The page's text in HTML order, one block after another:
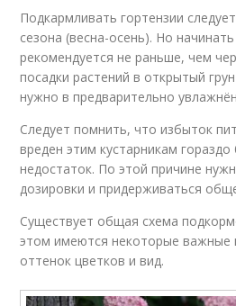
Подкармливать гортензии
сезона (весна-осень). Но
рекомендуется не раньше, чем
посадки растений в открытый
нужно в предварительно
Следует помнить, что избыток
вреден этим кустарникам
недостаток. По этой причине
дозировки и придерживаться
Существует общая схема
этом имеются некоторые важные
оттенок цветков и вид.